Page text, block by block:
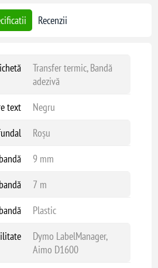
Recenzii
Transfer termic, Bandă
adezivă
text
Negru
Roșu
9 mm
7 m
Plastic
Dymo LabelManager,
Aimo D1600